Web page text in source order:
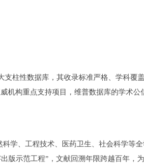
柱性数据库，其收录标准严格、学科覆
机构重点支持项目，维普数据库的学术公
学、工程技术、医药卫生、社会科学等
版示范工程”，文献回溯年限跨越百年，